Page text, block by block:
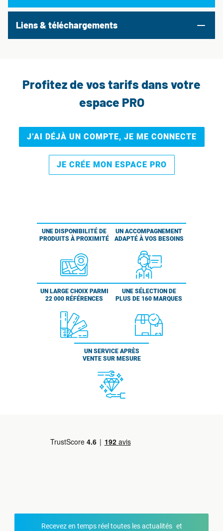
Liens & téléchargements
Profitez de vos tarifs dans votre
espace PRO
J’AI DÉJÀ UN COMPTE, JE ME CONNECTE
JE CRÉE MON ESPACE PRO
UNE DISPONIBILITÉ DE
PRODUITS À PROXIMITÉ
UN ACCOMPAGNEMENT
ADAPTÉ À VOS BESOINS
UN LARGE CHOIX PARMI
22 000 RÉFÉRENCES
UNE SÉLECTION DE
PLUS DE 160 MARQUES
UN SERVICE APRÈS
VENTE SUR MESURE
Recevez en temps réel toutes les actualités et